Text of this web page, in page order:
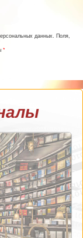
данных. Поля,
*